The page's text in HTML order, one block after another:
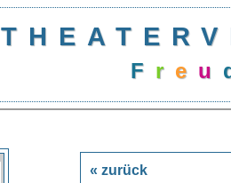
Freu
« zurück